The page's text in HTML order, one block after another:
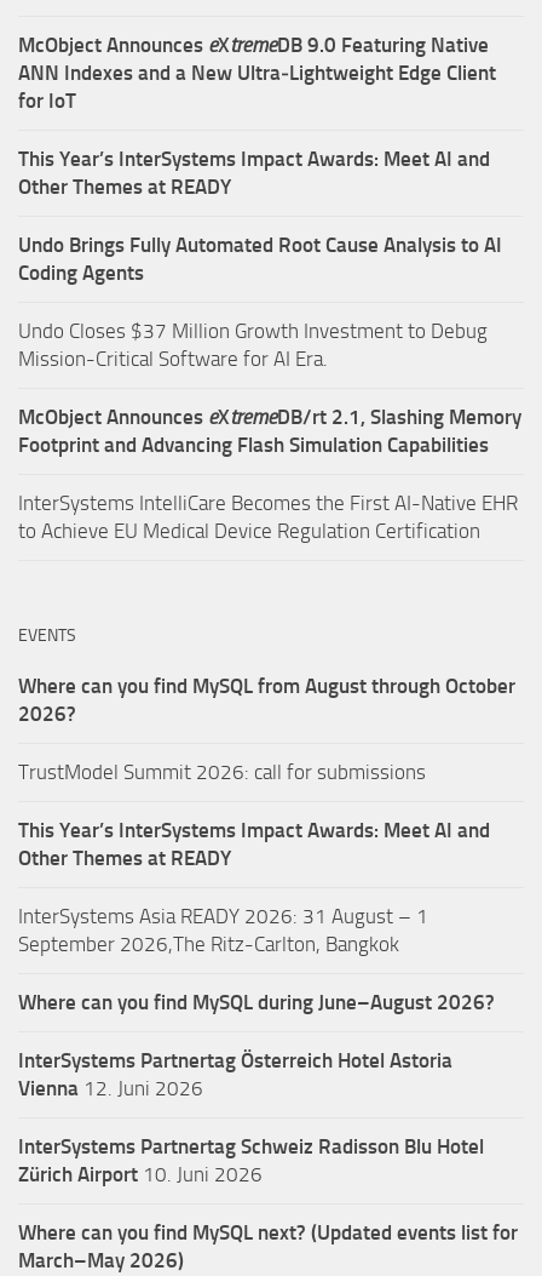
McObject Announces eXtremeDB 9.0 Featuring Native
ANN Indexes and a New Ultra‑Lightweight Edge Client
for IoT
This Year’s InterSystems Impact Awards: Meet AI and
Other Themes at READY
Undo Brings Fully Automated Root Cause Analysis to AI
Coding Agents
Undo Closes $37 Million Growth Investment to Debug
Mission-Critical Software for AI Era.
McObject Announces eXtremeDB/rt 2.1, Slashing Memory
Footprint and Advancing Flash Simulation Capabilities
InterSystems IntelliCare Becomes the First AI-Native EHR
to Achieve EU Medical Device Regulation Certification
EVENTS
Where can you find MySQL from August through October
2026?
TrustModel Summit 2026: call for submissions
This Year’s InterSystems Impact Awards: Meet AI and
Other Themes at READY
InterSystems Asia READY 2026: 31 August – 1
September 2026,The Ritz-Carlton, Bangkok
Where can you find MySQL during June–August 2026?
InterSystems Partnertag Österreich Hotel Astoria
Vienna 12. Juni 2026
InterSystems Partnertag Schweiz Radisson Blu Hotel
Zürich Airport 10. Juni 2026
Where can you find MySQL next? (Updated events list for
March–May 2026)